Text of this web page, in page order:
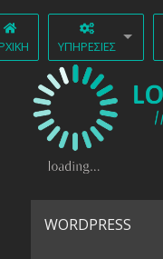
ΥΠΗΡΕΣΊΕΣ
WORDPRESS